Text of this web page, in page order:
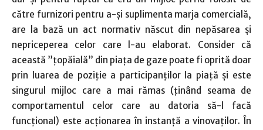
către furnizori pentru a-și suplimenta marja comercială,
are la bază un act normativ născut din nepăsarea și
nepriceperea celor care l-au elaborat. Consider că
această ”țopăială” din piața de gaze poate fi oprită doar
prin luarea de poziție a participanților la piață și este
singurul mijloc care a mai rămas (ținând seama de
comportamentul celor care au datoria să-l facă
funcțional) este acționarea în instanță a vinovaților. În